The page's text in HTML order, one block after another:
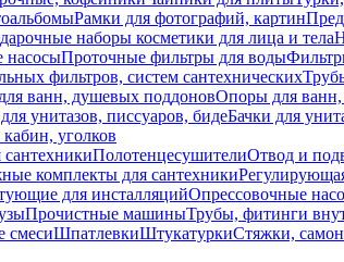
Рамки для фотографий, картин
наборы косметики для лица и тела
насосыПроточные фильтры для воды
фильтров, систем сантехнических
ванн, душевых поддоновОпоры для
унитазов, писсуаров, бидеБачки для
уголков
ПолотенцесушителиОтвод и
комплекты для сантехники
для инсталляцийОпрессовочные
Прочистные машиныТрубы, фитинги
смесиШпатлевкиШтукатуркиСтяжки,